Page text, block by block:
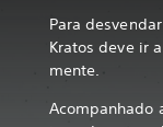
Para
Kratos deve ir
mente.
Acompanhado